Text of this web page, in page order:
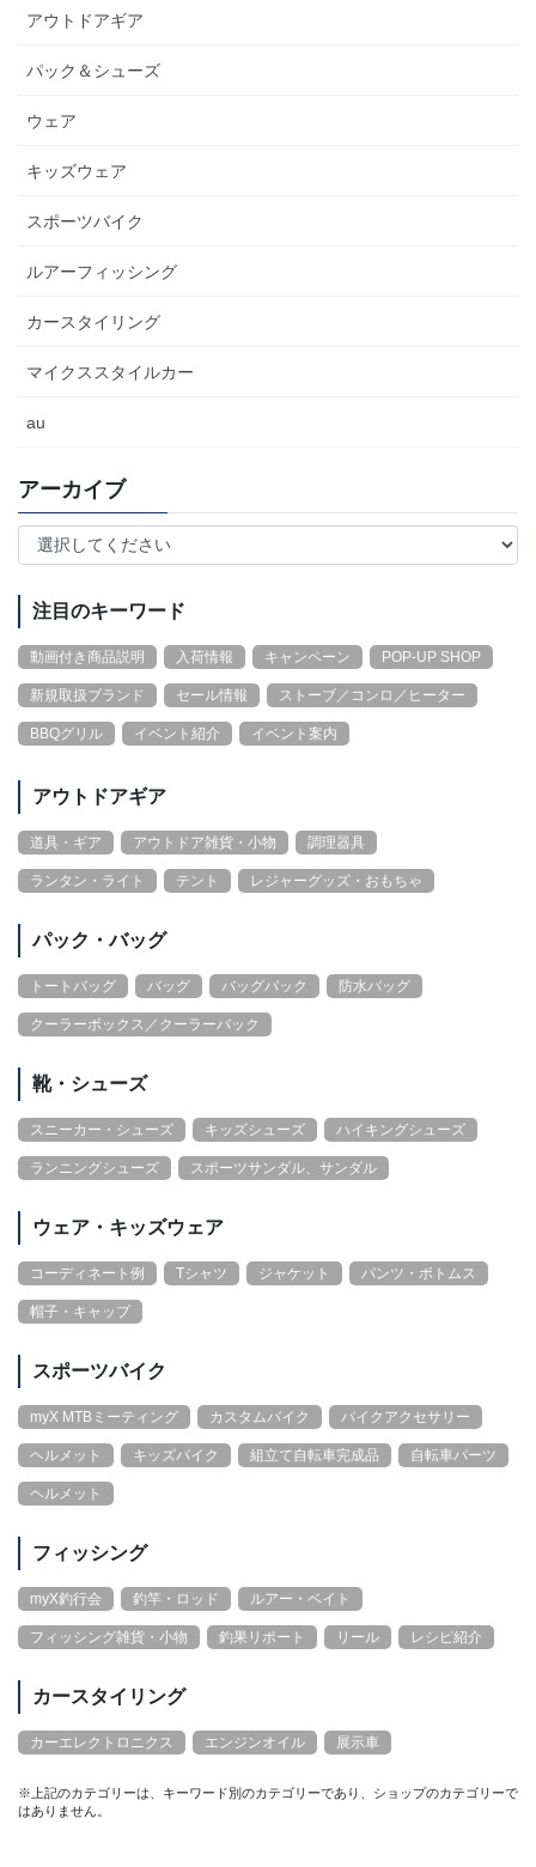
アウトドアギア
パック＆シューズ
ウェア
キッズウェア
スポーツバイク
ルアーフィッシング
カースタイリング
マイクススタイルカー
au
アーカイブ
注目のキーワード
動画付き商品説明 入荷情報 キャンペーン POP-UP SHOP
新規取扱ブランド セール情報 ストーブ／コンロ／ヒーター
BBQグリル イベント紹介 イベント案内
アウトドアギア
道具・ギア アウトドア雑貨・小物 調理器具
ランタン・ライト テント レジャーグッズ・おもちゃ
パック・バッグ
トートバッグ バッグ バッグパック 防水バッグ
クーラーボックス／クーラーバック
靴・シューズ
スニーカー・シューズ キッズシューズ ハイキングシューズ
ランニングシューズ スポーツサンダル、サンダル
ウェア・キッズウェア
コーディネート例 Tシャツ ジャケット パンツ・ボトムス
帽子・キャップ
スポーツバイク
myX MTBミーティング カスタムバイク バイクアクセサリー
ヘルメット キッズバイク 組立て自転車完成品 自転車パーツ
ヘルメット
フィッシング
myX釣行会 釣竿・ロッド ルアー・ベイト
フィッシング雑貨・小物 釣果リポート リール レシピ紹介
カースタイリング
カーエレクトロニクス エンジンオイル 展示車
※上記のカテゴリーは、キーワード別のカテゴリーであり、ショップのカテゴリーで
はありません。